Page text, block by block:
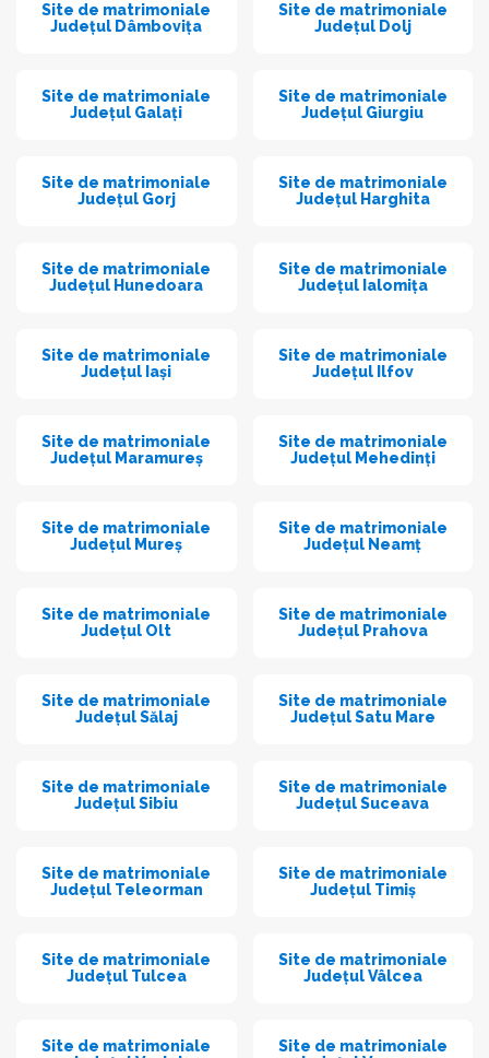
Site de matrimoniale
Județul Dâmbovița
Site de matrimoniale
Județul Dolj
Site de matrimoniale
Județul Galați
Site de matrimoniale
Județul Giurgiu
Site de matrimoniale
Județul Gorj
Site de matrimoniale
Județul Harghita
Site de matrimoniale
Județul Hunedoara
Site de matrimoniale
Județul Ialomița
Site de matrimoniale
Județul Iași
Site de matrimoniale
Județul Ilfov
Site de matrimoniale
Județul Maramureș
Site de matrimoniale
Județul Mehedinți
Site de matrimoniale
Județul Mureș
Site de matrimoniale
Județul Neamț
Site de matrimoniale
Județul Olt
Site de matrimoniale
Județul Prahova
Site de matrimoniale
Județul Sălaj
Site de matrimoniale
Județul Satu Mare
Site de matrimoniale
Județul Sibiu
Site de matrimoniale
Județul Suceava
Site de matrimoniale
Județul Teleorman
Site de matrimoniale
Județul Timiș
Site de matrimoniale
Județul Tulcea
Site de matrimoniale
Județul Vâlcea
Site de matrimoniale
Site de matrimoniale